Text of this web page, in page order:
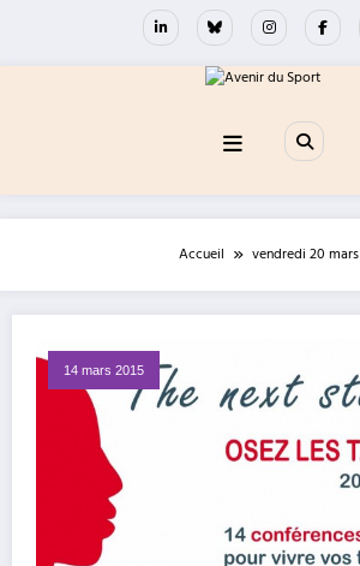
Accueil vendredi 20 mars
14 mars 2015